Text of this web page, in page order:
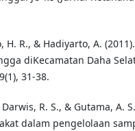
H. R., & Hadiyarto, A.
diKecamatan Daha
31-38.
R. S., & Gutama, A.
dalam pengelolaan